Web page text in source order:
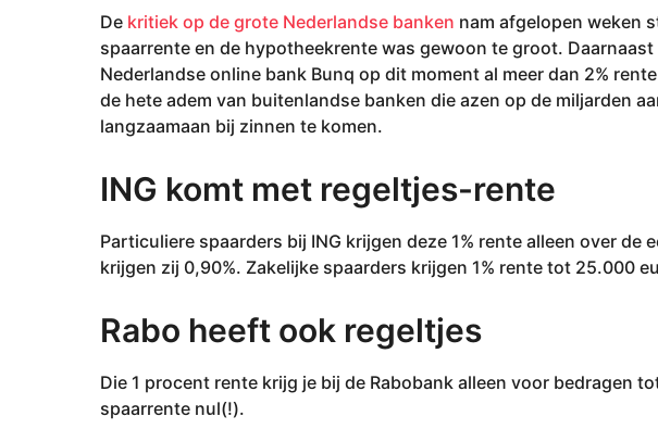
5
-
2
0
2
2
3
De kritiek op de grote Nederlandse banken nam afgelopen weken
spaarrente en de hypotheekrente was gewoon te groot.
Nederlandse online bank Bunq op dit moment al meer dan 2%
de hete adem van buitenlandse banken die azen op de miljarden
langzaamaan bij zinnen te komen.
ING komt met regeltjes-rente
Particuliere spaarders bij ING krijgen deze 1% rente alleen over de
krijgen zij 0,90%. Zakelijke spaarders krijgen 1% rente tot 25.000
Rabo heeft ook regeltjes
Die 1 procent rente krijg je bij de Rabobank alleen voor bedragen
spaarrente nul(!).